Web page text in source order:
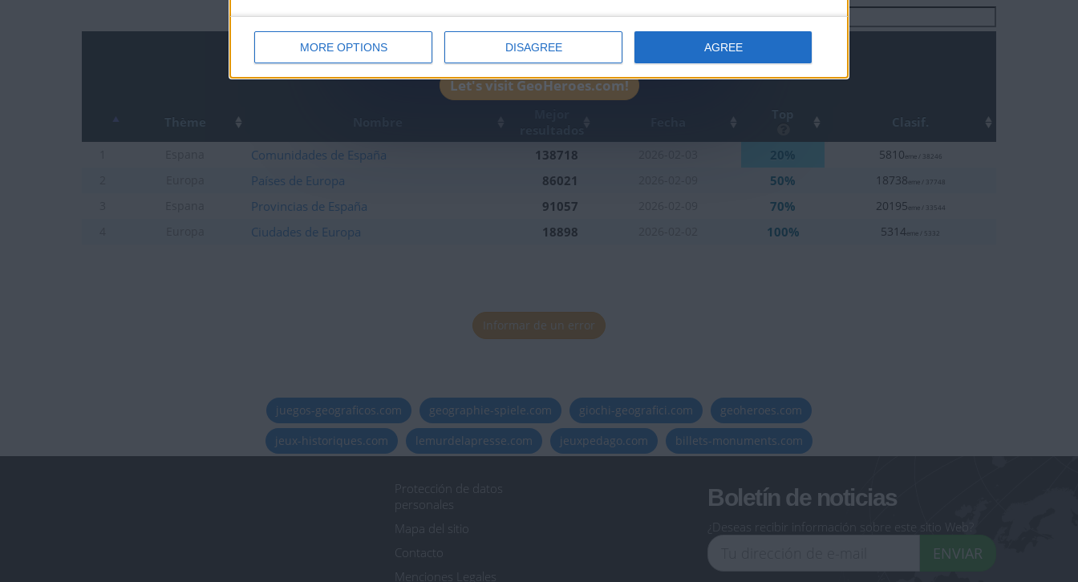
MORE OPTIONS DISAGREE AGREE
Buscar:
1
Thème Top Clasif.
Comunidades de España 138718 20% 5810eme / 38246
Países de Europa 86021 50% 18738eme / 37748
Provincias de España 91057 70% 20195eme / 33544
Ciudades de Europa 18898 100% 5314eme / 5332
Informar de un error
juegos-geograficos.com geographie-spiele.com giochi-geografici.com
geoheroes.com
jeux-historiques.com
lemurdelapresse.com jeuxpedago.com billets-monuments.com
Protección de datos
personales
Mapa del sitio
Contacto
Menciones Legales
Boletín de noticias
¿Deseas recibir información sobre este sitio Web?
ENVIAR
Let's visit GeoHeroes.com!